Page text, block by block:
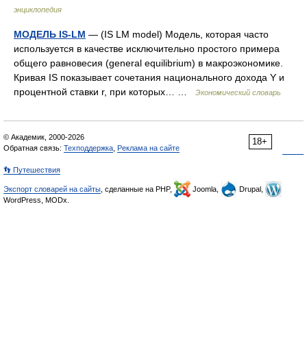
энциклопедия
МОДЕЛЬ IS-LM — (IS LM model) Модель, которая часто
используется в качестве исключительно простого примера
общего равновесия (general equilibrium) в макроэкономике.
Кривая IS показывает сочетания национального дохода Y и
процентной ставки r, при которых… …
Экономический словарь
18+
© Академик, 2000-2026
Обратная связь: Техподдержка Реклама на сайте
👣 Путешествия
Экспорт словарей на сайты , сделанные на PHP, Joomla,
Drupal,
WordPress, MODx.